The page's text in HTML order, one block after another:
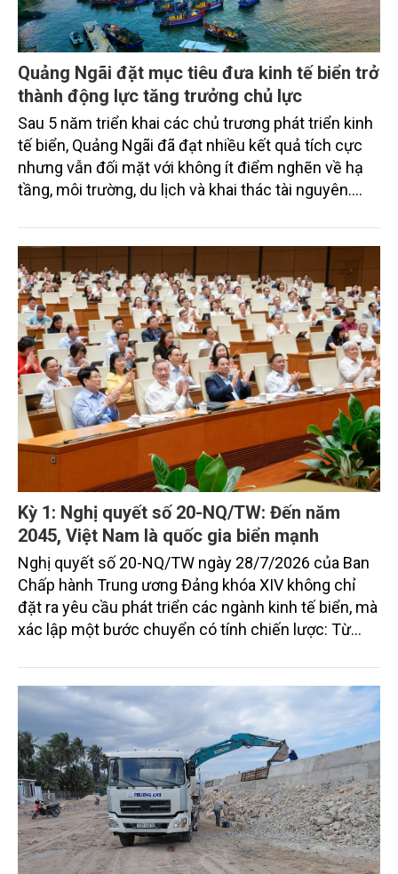
Quảng Ngãi đặt mục tiêu đưa kinh tế biển trở
thành động lực tăng trưởng chủ lực
Sau 5 năm triển khai các chủ trương phát triển kinh
tế biển, Quảng Ngãi đã đạt nhiều kết quả tích cực
nhưng vẫn đối mặt với không ít điểm nghẽn về hạ
tầng, môi trường, du lịch và khai thác tài nguyên.
đặt mục tiêu đưa kinh tế biển phát triển nhanh, bền
vững, trở thành động lực quan trọng thúc đẩy tăng
trưởng của tỉnh đến năm 2030, tầm nhìn đến năm
2045.
Kỳ 1: Nghị quyết số 20-NQ/TW: Đến năm
2045, Việt Nam là quốc gia biển mạnh
Nghị quyết số 20-NQ/TW ngày 28/7/2026 của Ban
Chấp hành Trung ương Đảng khóa XIV không chỉ
đặt ra yêu cầu phát triển các ngành kinh tế biển, mà
xác lập một bước chuyển có tính chiến lược: Từ
"phát triển kinh tế ven biển" sang "xây dựng quốc
gia biển mạnh". Trong bước chuyển ấy, ngành Nông
nghiệp và Môi trường giữ vai trò đặc biệt quan trọng,
từ hoàn thiện thể chế, quy hoạch không gian biển,
quản lý tài nguyên đến bảo vệ môi trường, phục hồi
hệ sinh thái và kiến tạo sinh kế bền vững cho người
dân ven biển, hải đảo.